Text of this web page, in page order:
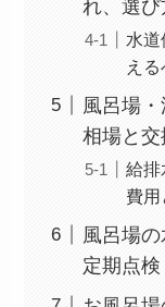
れ、選
水
え
風呂場
相場と
給排
費
風呂場
定期点